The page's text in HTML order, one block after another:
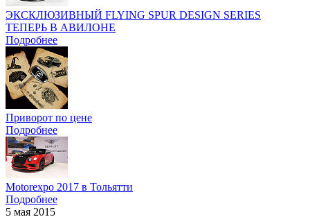
ЭКСКЛЮЗИВНЫЙ FLYING SPUR DESIGN SERIES
ТЕПЕРЬ В АВИЛОНЕ
Подробнее
Приворот по цене
Подробнее
Motorexpo 2017 в Тольятти
Подробнее
5 мая 2015